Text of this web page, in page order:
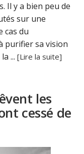
Il y a bien peu de
sur une
cas du
purifier sa vision
...[Lire la suite]
les
cessé de